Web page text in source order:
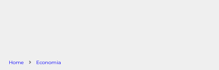
Home Economia